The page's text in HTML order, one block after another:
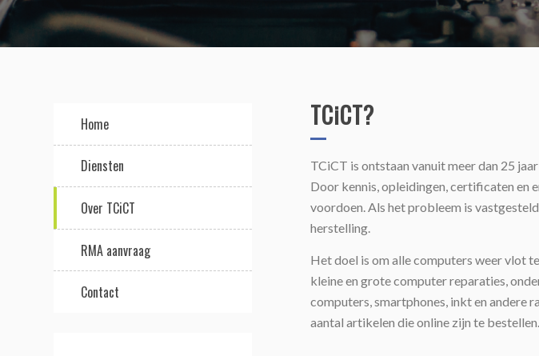
Home
Diensten
Over TCiCT
RMA aanvraag
Contact
TCiCT?
TCiCT is ontstaan vanuit meer dan 25
Door kennis, opleidingen, certificaten en
voordoen. Als het probleem is
herstelling.
Het doel is om alle computers weer vlot
kleine en grote computer reparaties,
computers, smartphones, inkt en andere
aantal artikelen die online zijn te bestellen.